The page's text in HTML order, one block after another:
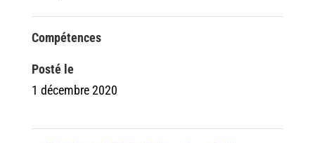
Compétences
Posté le
1 décembre 2020